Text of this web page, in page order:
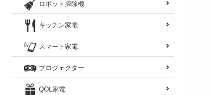
ロボット掃除機
キッチン家電
スマート家電
プロジェクター
QOL家電